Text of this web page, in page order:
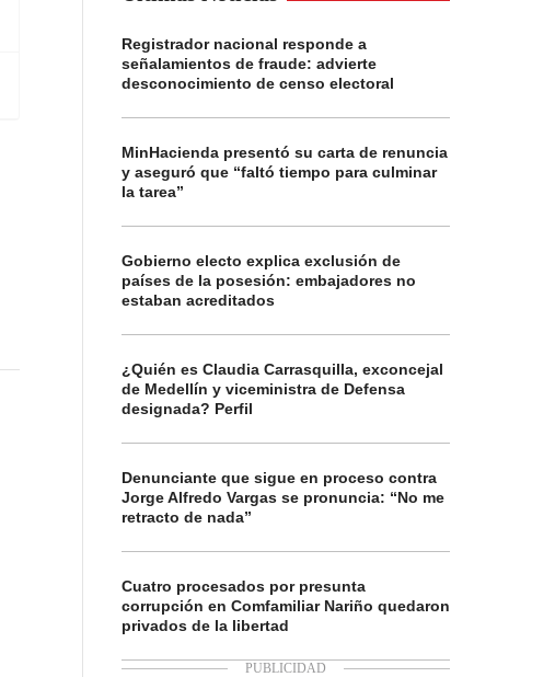
Registrador nacional responde a
señalamientos de fraude: advierte
desconocimiento de censo electoral
MinHacienda presentó su carta de renuncia
y aseguró que “faltó tiempo para culminar
la tarea”
Gobierno electo explica exclusión de
países de la posesión: embajadores no
estaban acreditados
¿Quién es Claudia Carrasquilla, exconcejal
de Medellín y viceministra de Defensa
designada? Perfil
Denunciante que sigue en proceso contra
Jorge Alfredo Vargas se pronuncia: “No me
retracto de nada”
Cuatro procesados por presunta
corrupción en Comfamiliar Nariño quedaron
privados de la libertad